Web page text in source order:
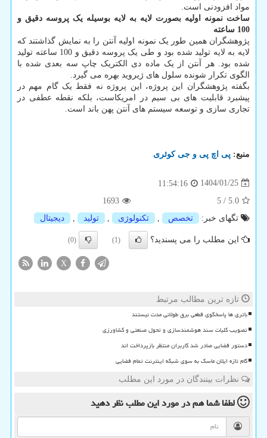
مواد افزودنی است.
ساخت نمونه اولیه بصورت لایه به لایه بوسیله یک پروسه دقیق و
100 ساعته
پژوهشگران همین طور یک نمونه اولیه آنتن را به نمایش گذاشتند که
لایه به لایه تولید شده بود و طی یک پروسه دقیق و 100 ساعته تولید
شده بود. هر آنتن از یک ماده دی الکتریک چاپ سه بعدی شده با
الگوی تکرار شونده سلول های ژیروید بهره می گیرد.
بگفته پژوهشگران این پروژه، این پروژه نه فقط یک گام مهم در
پیشبرد قابلیت های بی سیم در امریکاست، بلکه نقطه عطفی در
تجاری سازی و توسعه سیستم های آنتن پهن باند است.
منبع: پی اچ پی و جی كوئری
1404/01/25
11:54:16
5.0
/
5
1693
تگهای خبر:
تخصص تكنولوژی تولید دیجیتال
این مطلب را می پسندید؟ (1)
(0)
X
تازه ترین مطالب مرتبط
باتری ها پاسخگوی قطعی برق طولانی مدت نیستند
تصویب کلیات سند هوشمندسازی و تحول صنعتی و کشاورزی
دستور قضایی صادر شد کاربران منتظر بازپرداخت اند
گام تازه ایلان ماسک به سوی شبکه اینترنت تمام فضایی
نظرات بینندگان در مورد این مطلب
لطفا شما همدر مورد این مطلبنظر دهید